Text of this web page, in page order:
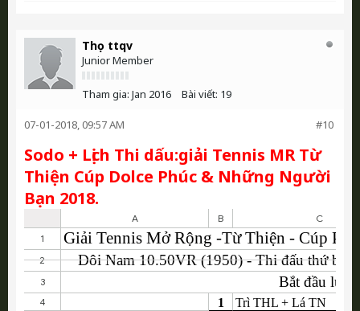
Thọ ttqv
Junior Member
Tham gia: Jan 2016 Bài viết: 19
#10
07-01-2018, 09:57 AM
Sodo + Lịch Thi dấu:giải Tennis MR Từ
Thiện Cúp Dolce Phúc & Những Người
Bạn 2018.